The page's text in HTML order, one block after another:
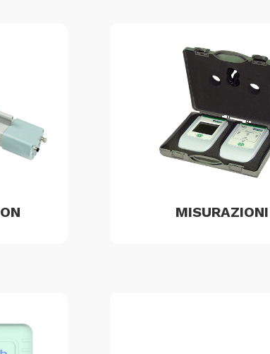
MISURAZIONI